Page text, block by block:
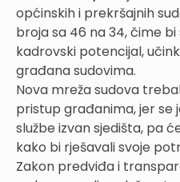
općinskih i prekršajnih
broja sa 46 na 34, čime
kadrovski potencijal,
građana sudovima.
Nova mreža sudova
pristup građanima, jer se
službe izvan sjedišta, pa
kako bi rješavali svoje
Zakon predviđa i